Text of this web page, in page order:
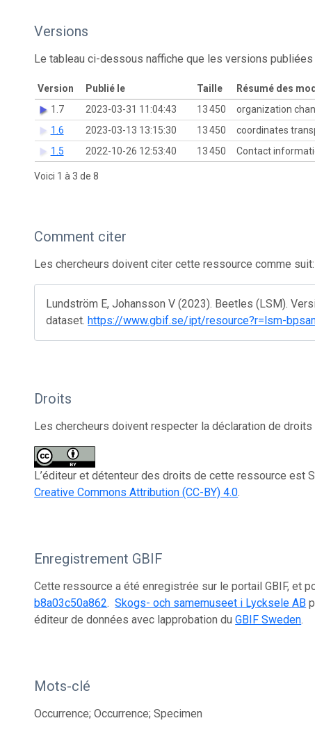
Versions
Le tableau ci-dessous naffiche que les versions
Version Publié le Taille Résumé des
1.7
2023-03-31 11:04:43 13 450 organization
1.6
2023-03-13 13:15:30 13 450 coordinates
1.5
2022-10-26 12:53:40 13 450 Contact
Voici 1 à 3 de 8
Comment citer
Les chercheurs doivent citer cette ressource comme suit:
Lundström E, Johansson V (2023). Beetles (LSM).
dataset. https://www.gbif.se/ipt/resource?r=lsm-
Droits
Les chercheurs doivent respecter la déclaration de droits
L’éditeur et détenteur des droits de cette ressource est
Creative Commons Attribution (CC-BY) 4.0.
Enregistrement GBIF
Cette ressource a été enregistrée sur le portail GBIF, et
b8a03c50a862.Skogs- och samemuseet i Lycksele AB
éditeur de données avec lapprobation duGBIF Sweden.
Mots-clé
Occurrence; Occurrence; Specimen